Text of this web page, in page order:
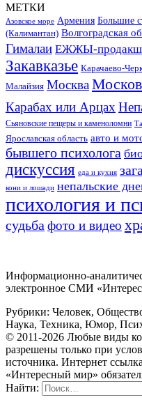
МЕТКИ
Азовское море Армения Большие
(Калимантан) Волгоградская
Гималаи ЕЖЖЫ-
Закавказье Карачаево-
Малайзия Москва
Карабах или Арцах
Сьяновские пещеры и каменоломни
Ярославская область авто и
бывшего психолога
дискуссия еда и кухня
кони и лошади непальские
психология и
судьба фото и видео
Информационно-
электронное СМИ
Рубрики: Человек,
Наука, Техника, Юмор,
© 2011-2026 Любые виды
разрешены только при
источника. Интернет
«Интересный мир»
Найти: